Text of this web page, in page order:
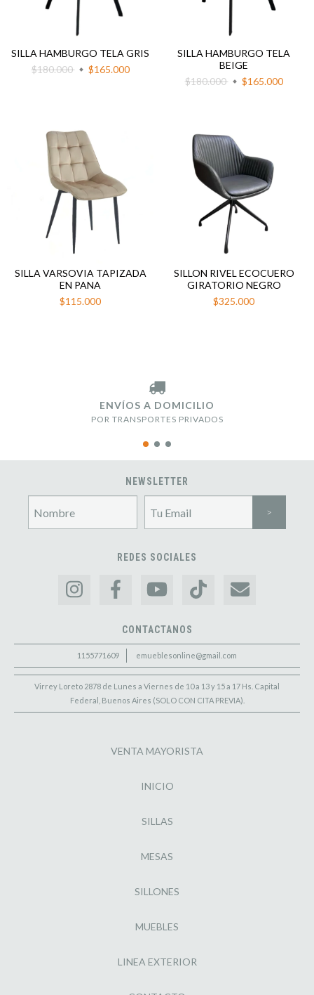
SILLA HAMBURGO TELA GRIS
$180.000
$165.000
SILLA HAMBURGO TELA
BEIGE
$180.000
$165.000
SILLA VARSOVIA TAPIZADA
EN PANA
$115.000
SILLON RIVEL ECOCUERO
GIRATORIO NEGRO
$325.000
ENVÍOS A DOMICILIO
POR TRANSPORTES PRIVADOS
NEWSLETTER
REDES SOCIALES
CONTACTANOS
1155771609 emueblesonline@gmail.com
Virrey Loreto 2878 de Lunes a Viernes de 10 a 13 y 15 a 17 Hs. Capital
Federal, Buenos Aires (SOLO CON CITA PREVIA).
VENTA MAYORISTA
INICIO
SILLAS
MESAS
SILLONES
MUEBLES
LINEA EXTERIOR